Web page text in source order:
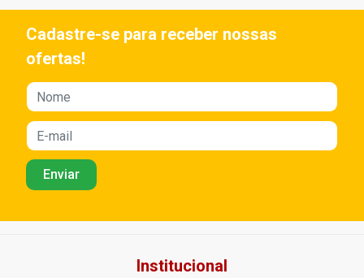
Cadastre-se para receber nossas
ofertas!
Institucional